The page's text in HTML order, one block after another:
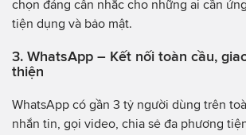
chọn đáng cân nhắc cho những ai cần
tiện dụng và bảo mật.
3. WhatsApp – Kết nối toàn cầu,
thiện
WhatsApp có gần 3 tỷ người dùng trên
nhắn tin, gọi video, chia sẻ đa phương